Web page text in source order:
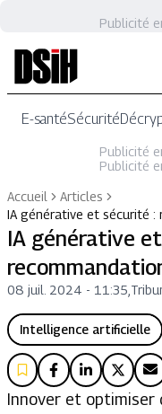
Publicité
E-santéSécurité
Publicité
Publicité
Accueil
Articles
IA générative et sécurité :
IA générative
08 juil. 2024 - 11:35
Intelligence artificielle
Innover et optimiser